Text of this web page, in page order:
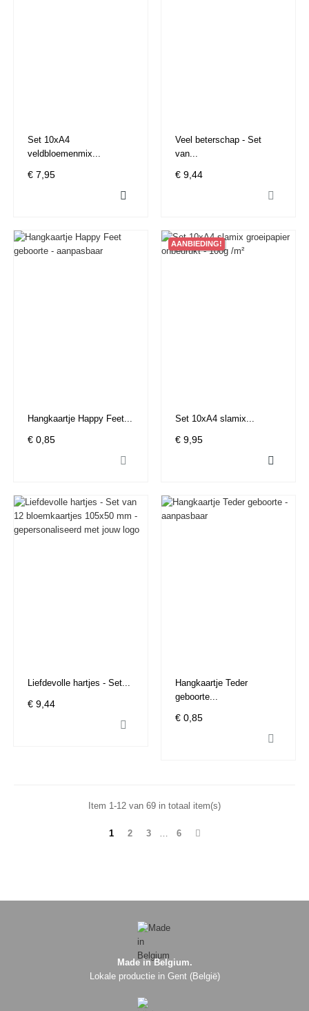
Set 10xA4
veldbloemenmix...
€ 7,95

Veel beterschap - Set
van...
€ 9,44

Hangkaartje Happy Feet...
€ 0,85

AANBIEDING!
Set 10xA4 slamix...
€ 9,95

Liefdevolle hartjes - Set...
€ 9,44

Hangkaartje Teder
geboorte...
€ 0,85

Item 1-12 van 69 in totaal item(s)
1 2 3 … 6
Made in Belgium.
Lokale productie in Gent (België)